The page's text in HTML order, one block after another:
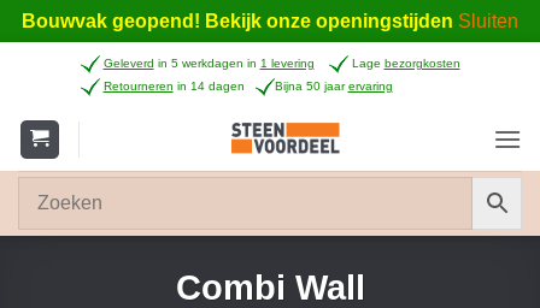
Bouwvak geopend! Bekijk onze openingstijden Sluiten
inhoud
Geleverd in 5 werkdagen in 1 levering Lage bezorgkosten
Retourneren in 14 dagen Bijna 50 jaarervaring
Combi Wall